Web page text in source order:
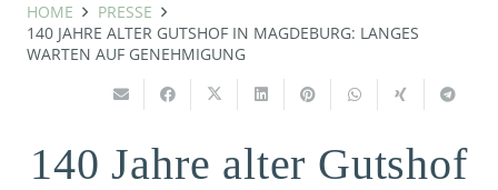
HOME
PRESSE
140 JAHRE ALTER GUTSHOF IN MAGDEBURG: LANGES
WARTEN AUF GENEHMIGUNG
140 Jahre alter Gutshof